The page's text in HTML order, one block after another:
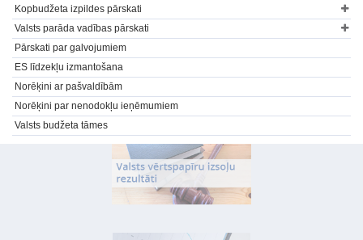
Kopbudžeta izpildes pārskati
Valsts parāda vadības pārskati
Pārskati par galvojumiem
ES līdzekļu izmantošana
Norēķini ar pašvaldībām
Norēķini par nenodokļu ieņēmumiem
Valsts budžeta tāmes